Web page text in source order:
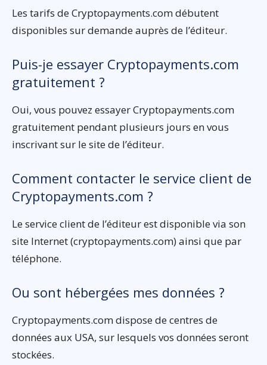
Les tarifs de Cryptopayments.com débutent
disponibles sur demande auprès de l’éditeur.
Puis-je essayer Cryptopayments.com
gratuitement ?
Oui, vous pouvez essayer Cryptopayments.com
gratuitement pendant plusieurs jours en vous
inscrivant sur le site de l’éditeur.
Comment contacter le service client de
Cryptopayments.com ?
Le service client de l’éditeur est disponible via son
site Internet (cryptopayments.com) ainsi que par
téléphone.
Ou sont hébergées mes données ?
Cryptopayments.com dispose de centres de
données aux USA, sur lesquels vos données seront
stockées.